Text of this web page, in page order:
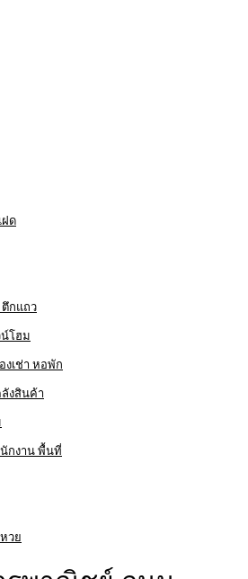
ฝด
กแถว
โฮม
งเช่า หอพัก
ลังสินค้า
กงาน พื้นที่
วย